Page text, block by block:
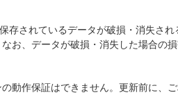
存されているデータが破損・消失さ
お、データが破損・消失した場合の
動作保証はできません。更新前に、